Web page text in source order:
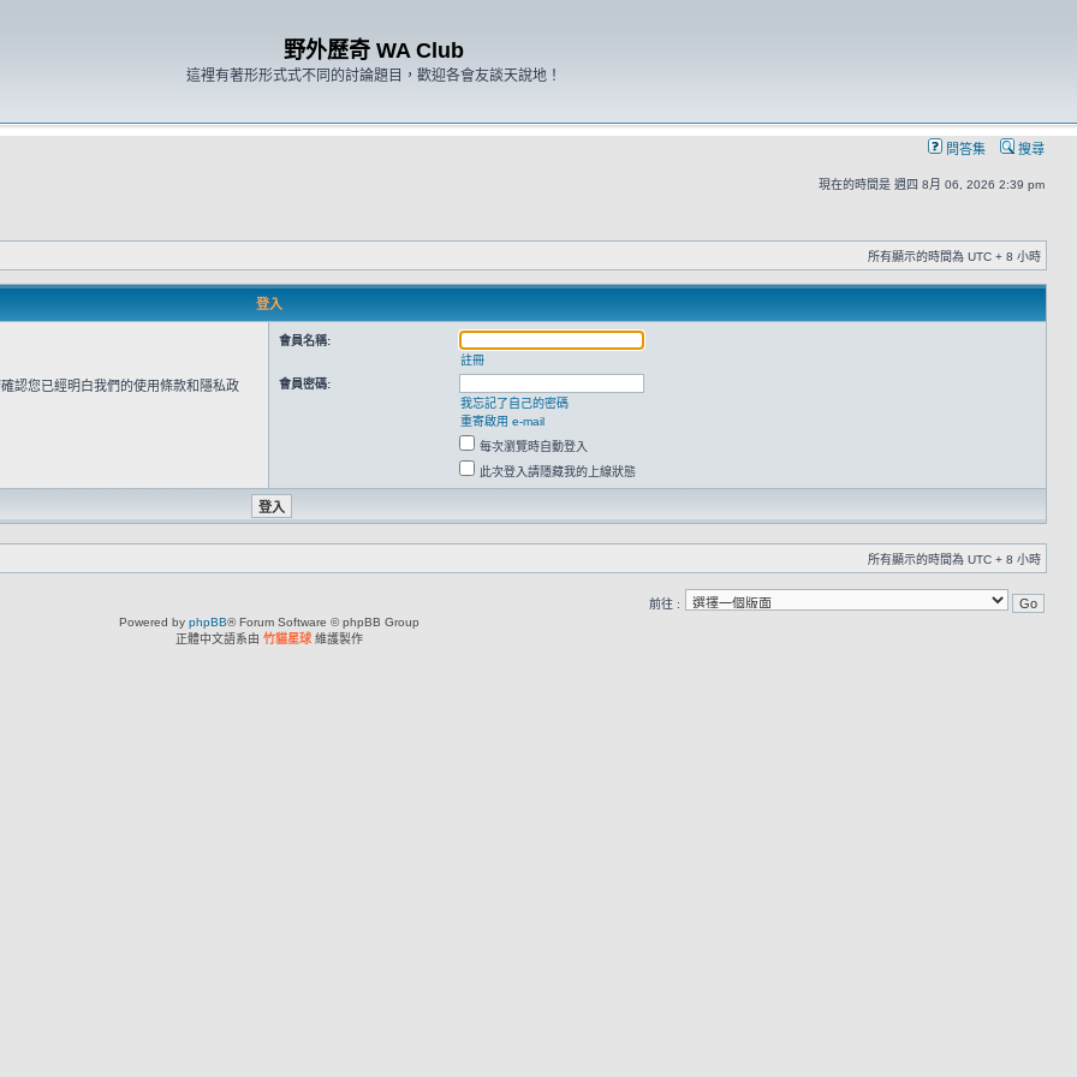
野外歷奇 WA Club
這裡有著形形式式不同的討論題目，歡迎各會友談天說地！
問答集 搜尋
現在的時間是 週四 8月 06, 2026 2:39 pm
所有顯示的時間為 UTC + 8 小時
登入
認您已經明白我們的使用條款和隱私政
會員名稱:
註冊
會員密碼:
我忘記了自己的密碼
重寄啟用 e-mail
每次瀏覽時自動登入
此次登入請隱藏我的上線狀態
所有顯示的時間為 UTC + 8 小時
前往 :
Powered by phpBB® Forum Software © phpBB Group
正體中文語系由 竹貓星球 維護製作